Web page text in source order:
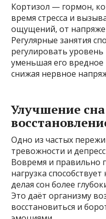
Кортизол — гормон,
время стресса и
ощущений, от
Регулярные занятия
регулировать
уменьшая его
снижая нервное
Улучшение
Одно из частых
тревожности и
Вовремя и правильно
нагрузка
делая сон более
Это даёт организму
восстановиться и